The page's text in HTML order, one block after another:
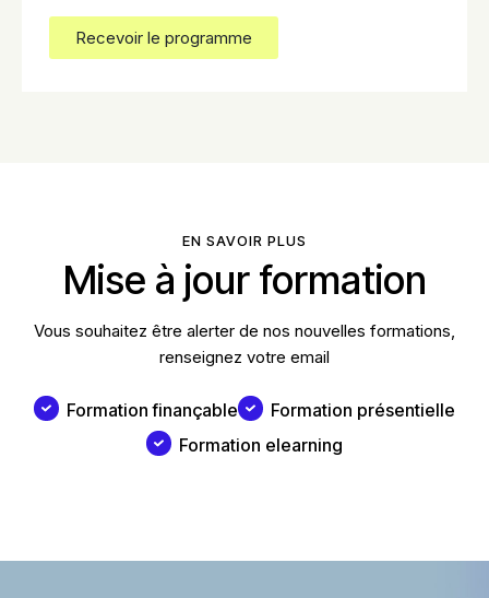
Recevoir le programme
EN SAVOIR PLUS
Mise à jour formation
Vous souhaitez être alerter de nos nouvelles formations,
renseignez votre email
Formation finançable
Formation présentielle
Formation elearning